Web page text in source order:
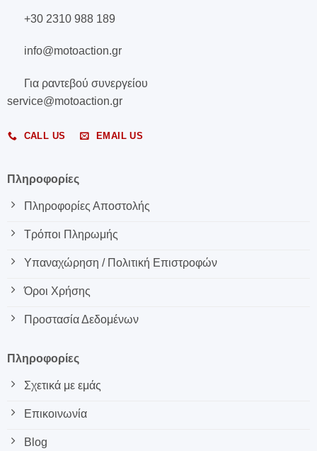
+30 2310 988 189
info@motoaction.gr
Για ραντεβού συνεργείου
service@motoaction.gr
CALL US EMAIL US
Πληροφορίες
Πληροφορίες Αποστολής
Τρόποι Πληρωμής
Υπαναχώρηση / Πολιτική Επιστροφών
Όροι Χρήσης
Προστασία Δεδομένων
Πληροφορίες
Σχετικά με εμάς
Επικοινωνία
Blog